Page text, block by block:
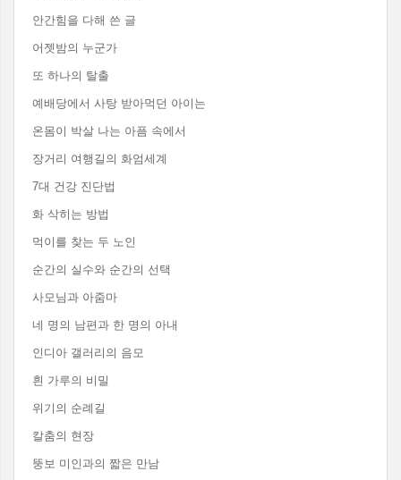
안간힘을 다해 쓴 글
어젯밤의 누군가
또 하나의 탈출
예배당에서 사탕 받아먹던 아이는
온몸이 박살 나는 아픔 속에서
장거리 여행길의 화엄세계
7대 건강 진단법
화 삭히는 방법
먹이를 찾는 두 노인
순간의 실수와 순간의 선택
사모님과 아줌마
네 명의 남편과 한 명의 아내
인디아 갤러리의 음모
흰 가루의 비밀
위기의 순례길
칼춤의 현장
뚱보 미인과의 짧은 만남